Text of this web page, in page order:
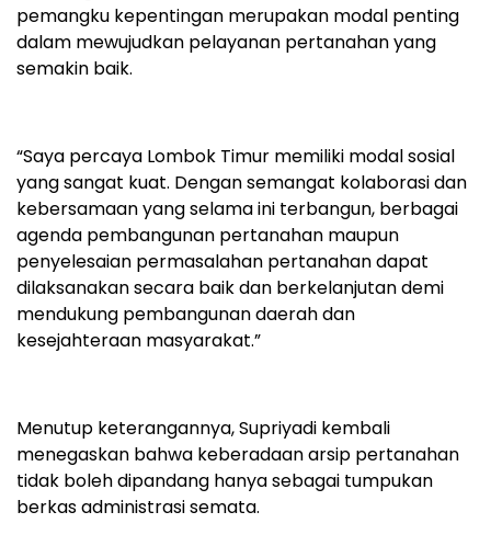
pemangku kepentingan merupakan modal penting
dalam mewujudkan pelayanan pertanahan yang
semakin baik.
“Saya percaya Lombok Timur memiliki modal sosial
yang sangat kuat. Dengan semangat kolaborasi dan
kebersamaan yang selama ini terbangun, berbagai
agenda pembangunan pertanahan maupun
penyelesaian permasalahan pertanahan dapat
dilaksanakan secara baik dan berkelanjutan demi
mendukung pembangunan daerah dan
kesejahteraan masyarakat.”
Menutup keterangannya, Supriyadi kembali
menegaskan bahwa keberadaan arsip pertanahan
tidak boleh dipandang hanya sebagai tumpukan
berkas administrasi semata.